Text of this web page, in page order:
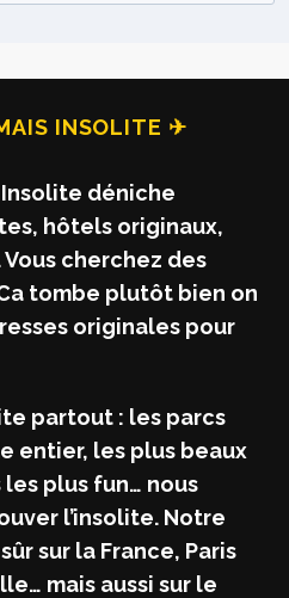
INSOLITE ✈
Insolite déniche
hôtels originaux,
cherchez des
tombe plutôt bien on
originales pour
partout : les parcs
entier, les plus beaux
plus fun… nous
l’insolite. Notre
sur la France, Paris
mais aussi sur le